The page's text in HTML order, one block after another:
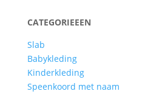
CATEGORIEEEN
Slab
Babykleding
Kinderkleding
Speenkoord met naam